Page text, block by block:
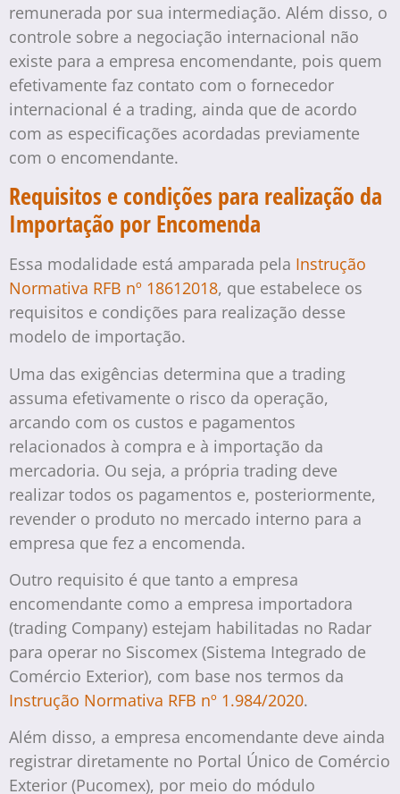
remunerada por sua intermediação. Além disso, o
controle sobre a negociação internacional não
existe para a empresa encomendante, pois quem
efetivamente faz contato com o fornecedor
internacional é a trading, ainda que de acordo
com as especificações acordadas previamente
com o encomendante.
Requisitos e condições para realização da
Importação por Encomenda
Essa modalidade está amparada pela Instrução
Normativa RFB nº 18612018, que estabelece os
requisitos e condições para realização desse
modelo de importação.
Uma das exigências determina que a trading
assuma efetivamente o risco da operação,
arcando com os custos e pagamentos
relacionados à compra e à importação da
mercadoria. Ou seja, a própria trading deve
realizar todos os pagamentos e, posteriormente,
revender o produto no mercado interno para a
empresa que fez a encomenda.
Outro requisito é que tanto a empresa
encomendante como a empresa importadora
(trading Company) estejam habilitadas no Radar
para operar no Siscomex (Sistema Integrado de
Comércio Exterior), com base nos termos da
Instrução Normativa RFB nº 1.984/2020.
Além disso, a empresa encomendante deve ainda
registrar diretamente no Portal Único de Comércio
Exterior (Pucomex), por meio do módulo